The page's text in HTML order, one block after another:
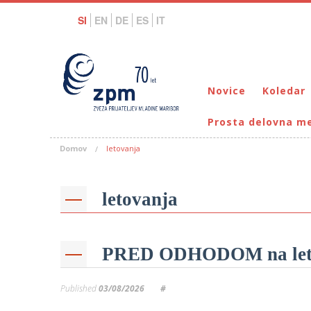
SI EN DE ES IT
Novice Koledar
Prosta delovna
Domov letovanja
letovanja
PRED ODHODOM na
Published03/08/2026 #